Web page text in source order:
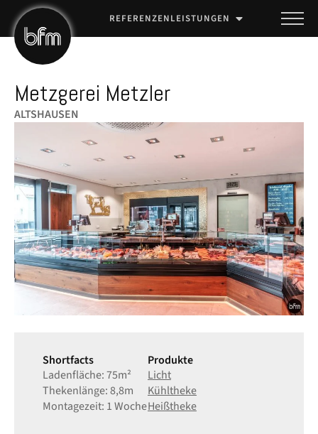
REFERENZENLEISTUNGEN
Metzgerei Metzler
ALTSHAUSEN
Shortfacts
Ladenfläche: 75m²
Thekenlänge: 8,8m
Montagezeit: 1 Woche
Produkte
Licht
Kühltheke
Heißtheke